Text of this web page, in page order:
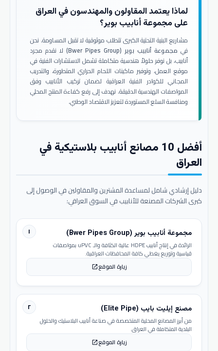
لماذا يعتمد المقاولون والمهندسون في العراق
على مجموعة أنابيب بوير؟
مشاريع البنية التحتية الكبرى تتطلب موثوقية لا تقبل المساومة. نحن
في مجموعة أنابيب بوير (Bwer Pipes Group)
لا نقدم مجرد
أنابيب، بل نوفر حلولاً هندسية متكاملة تشمل الاستشارات الفنية في
موقع العمل، وتوفير ماكينات اللحام الحراري المتطورة، والتدريب
المجاني للكوادر الفنية العراقية لضمان تركيب الأنابيب وفق
المواصفات الهندسية الدقيقة. نهدف إلى رفع كفاءة المنتج المحلي
ومنافسة السلع المستوردة لتعزيز الاقتصاد الوطني.
أفضل 10 مصانع أنابيب بلاستيكية في
العراق
دليل إرشادي شامل لمساعدة المشترين والمقاولين في الوصول إلى
كبرى الشركات المصنعة للأنابيب في السوق العراقي:
١ مجموعة أنابيب بوير (Bwer Pipes Group)
الرائدة في إنتاج أنابيب HDPE عالية الكثافة والـ uPVC بمواصفات
قياسية وتوزيع يغطي كافة المحافظات العراقية.
زيارة الموقعopen_in_new
٢ مصنع إيليت بايب (Elite Pipe)
من أبرز المصانع المحلية المتخصصة في صناعة أنابيب البلاستيك والحلول
البلدية المتكاملة في العراق.
زيارة الموقعopen_in_new